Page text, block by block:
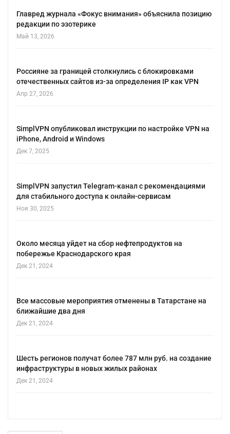
Главред журнала «Фокус внимания» объяснила позицию
редакции по эзотерике
Май 13, 2026
Россияне за границей столкнулись с блокировками
отечественных сайтов из-за определения IP как VPN
Апр 27, 2026
SimplVPN опубликовал инструкции по настройке VPN на
iPhone, Android и Windows
Дек 7, 2025
SimplVPN запустил Telegram-канал с рекомендациями
для стабильного доступа к онлайн-сервисам
Ноя 30, 2025
Около месяца уйдет на сбор нефтепродуктов на
побережье Краснодарского края
Дек 21, 2024
Все массовые мероприятия отменены в Татарстане на
ближайшие два дня
Дек 21, 2024
Шесть регионов получат более 787 млн руб. на создание
инфраструктуры в новых жилых районах
Дек 21, 2024